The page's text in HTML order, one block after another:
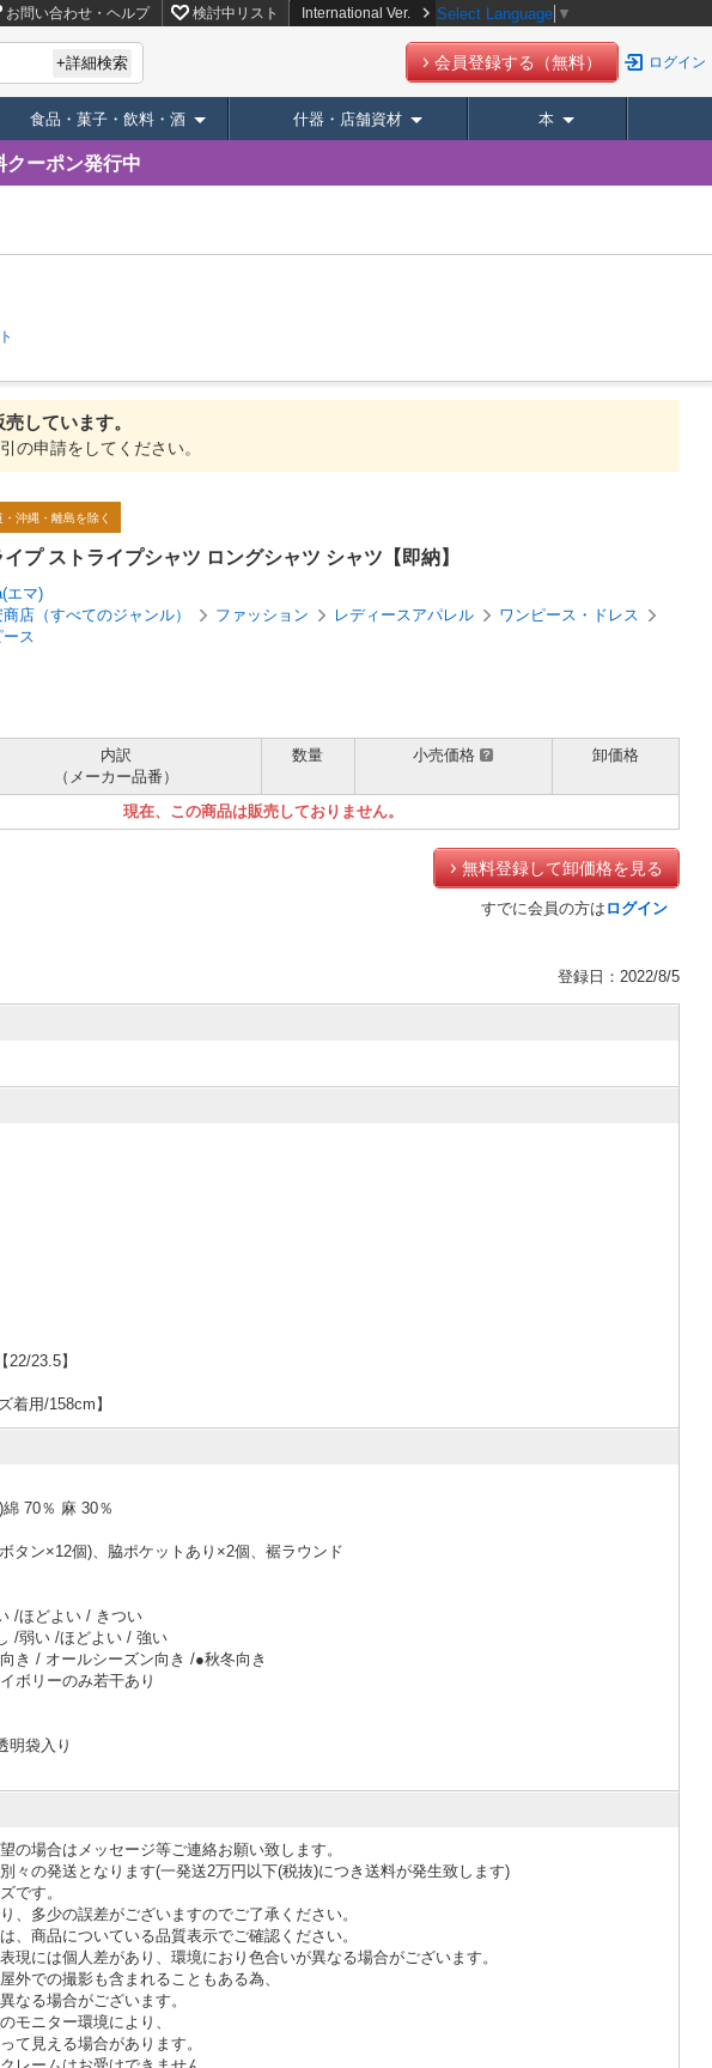
パーデリバリー】
お問い合わせ・ヘルプ 検討中リスト International Ver. Select Language ▼
+詳細検索 会員登録する（無料） ログイン
食品・菓子・飲料・酒 什器・店舗資材 本
クーポン発行中
売しています。
の申請をしてください。
沖縄・離島を除く
プ ストライプシャツ ロングシャツ シャツ【即納】
エマ)
店（すべてのジャンル） ファッション レディースアパレル
ワンピース・ドレス
ース
内訳
（メーカー品番）
数量 小売価格 卸価格
現在、この商品は販売しておりません。
無料登録して卸価格を見る
すでに会員の方は ログイン
登録日：2022/8/5
23.5】
着用/158cm】
70％ 麻 30％
タン×12個)、脇ポケットあり×2個、裾ラウンド
/ほどよい / きつい
/弱い /ほどよい / 強い
き / オールシーズン向き /●秋冬向き
ボリーのみ若干あり
明袋入り
の場合はメッセージ等ご連絡お願い致します。
々の発送となります(一発送2万円以下(税抜)につき送料が発生致します)
です。
、多少の誤差がございますのでご了承ください。
、商品についている品質表示でご確認ください。
現には個人差があり、環境におり色合いが異なる場合がございます。
外での撮影も含まれることもある為、
なる場合がございます。
モニター環境により、
て見える場合があります。